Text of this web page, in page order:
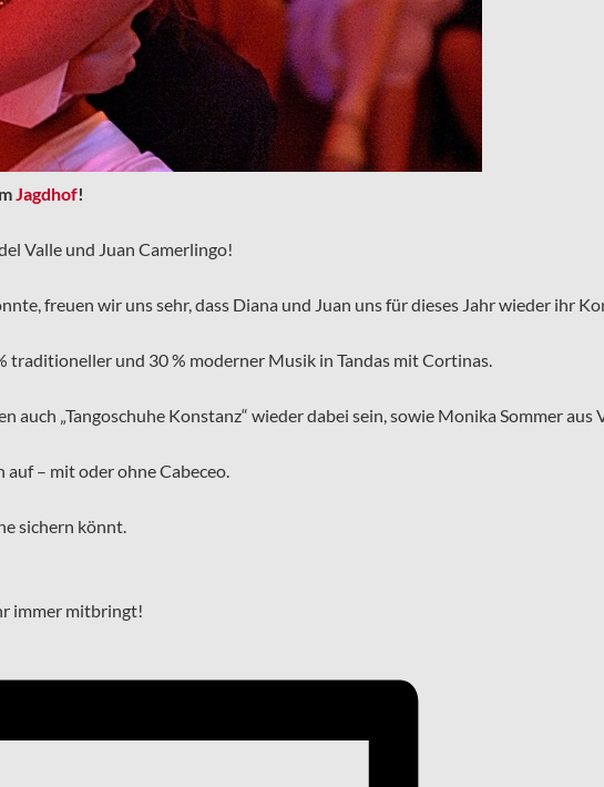
Jagdhof!
Valle und Juan Camerlingo!
freuen wir uns sehr, dass Diana und Juan uns für dieses Jahr wieder ihr
traditioneller und 30 % moderner Musik in Tandas mit Cortinas.
„Tangoschuhe Konstanz“ wieder dabei sein, sowie Monika Sommer aus
– mit oder ohne Cabeceo.
sichern könnt.
immer mitbringt!